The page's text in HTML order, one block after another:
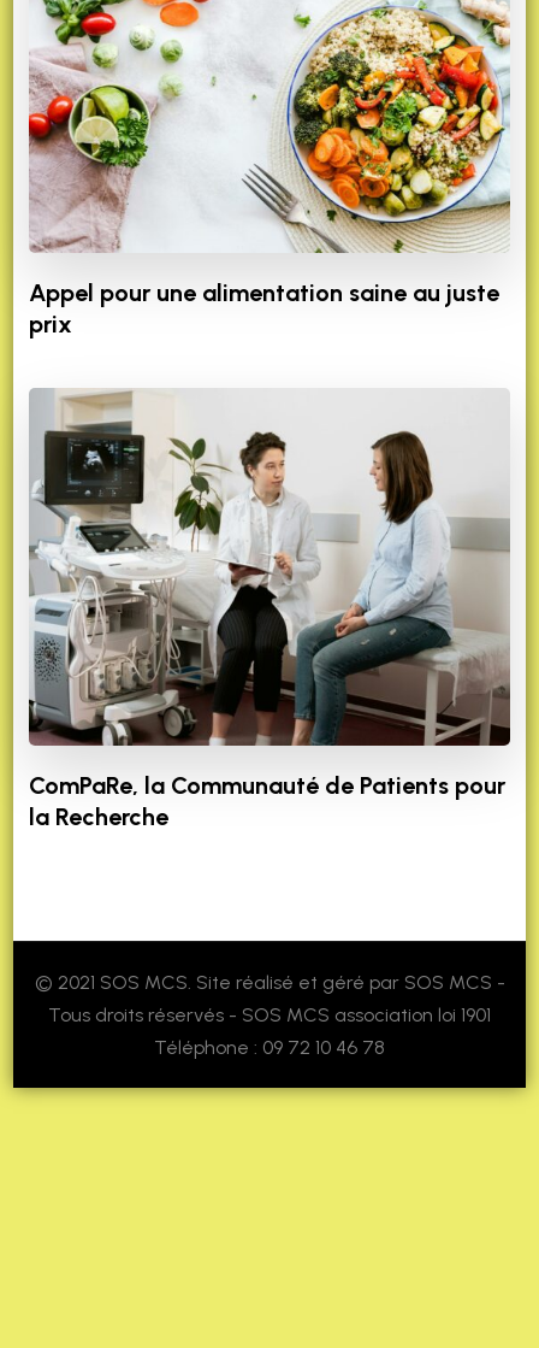
Appel pour une alimentation saine au juste
prix
ComPaRe, la Communauté de Patients pour
la Recherche
© 2021 SOS MCS. Site réalisé et géré par SOS MCS -
Tous droits réservés - SOS MCS association loi 1901
Téléphone : 09 72 10 46 78